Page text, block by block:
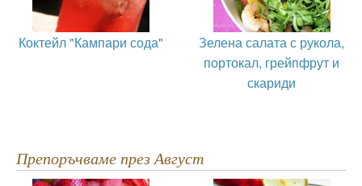
Коктейл "Кампари сода"
Зелена салата с рукола,
портокал, грейпфрут и
скариди
Препоръчваме през Август